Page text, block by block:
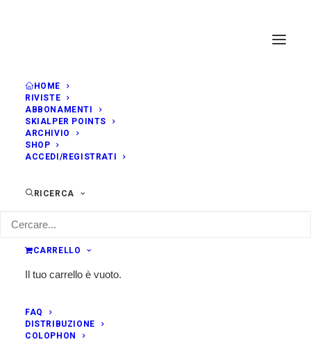
HOME
RIVISTE
ABBONAMENTI
SKIALPER POINTS
ARCHIVIO
SHOP
ACCEDI/REGISTRATI
RICERCA
CARRELLO
Il tuo carrello è vuoto.
FAQ
DISTRIBUZIONE
COLOPHON